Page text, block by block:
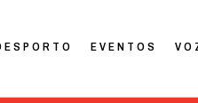
EVENTOS